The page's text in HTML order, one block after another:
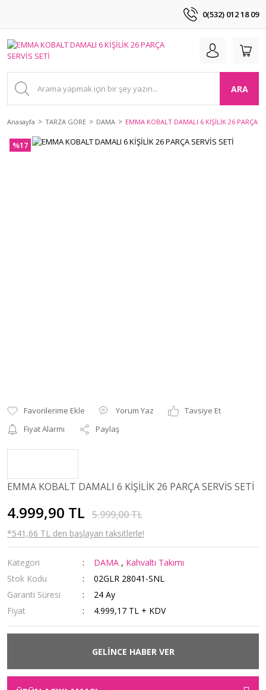
0(532) 012 18 09
ARA
Anasayfa TARZA GÖRE DAMA EMMA KOBALT DAMALI 6 KİŞİLİK 26 PARÇA
%17
Yorum Yaz
Tavsiye Et
Fiyat Alarmı
Paylaş
EMMA KOBALT DAMALI 6 KİŞİLİK 26 PARÇA SERVİS SETİ
4.999,90 TL 5.999,00 TL
*541,66 TL den başlayan taksitlerle!
Kategori DAMA , Kahvaltı Takımı
Stok Kodu
02GLR 28041-SNL
Garanti Süresi
24 Ay
Fiyat
4.999,17 TL + KDV
GELİNCE HABER VER